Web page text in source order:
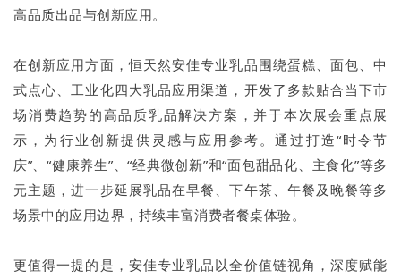
高品质出品与创新应用。
在创新应用方面，恒天然安佳专业乳品围绕蛋糕、面包、中
式点心、工业化四大乳品应用渠道，开发了多款贴合当下市
场消费趋势的高品质乳品解决方案，并于本次展会重点展
示，为行业创新提供灵感与应用参考。通过打造“时令节
庆”、“健康养生”、“经典微创新”和“面包甜品化、主食化”等多
元主题，进一步延展乳品在早餐、下午茶、午餐及晚餐等多
场景中的应用边界，持续丰富消费者餐桌体验。
更值得一提的是，安佳专业乳品以全价值链视角，深度赋能